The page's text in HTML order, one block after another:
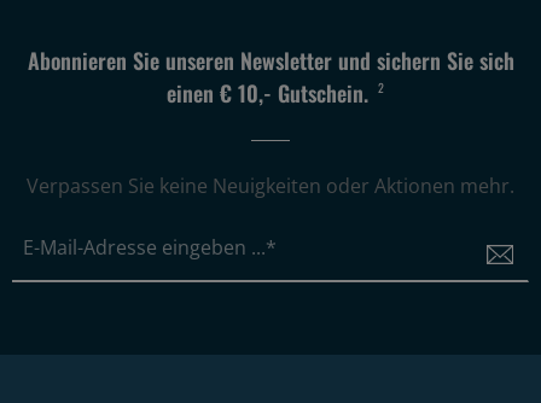
Abonnieren Sie unseren Newsletter und sichern Sie sich
einen € 10,- Gutschein. 2
Verpassen Sie keine Neuigkeiten oder Aktionen mehr.